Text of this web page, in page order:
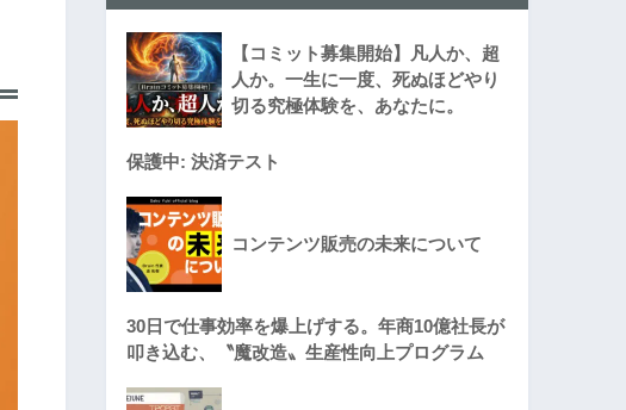
【コミット募集開始】凡人か、超
人か。一生に一度、死ぬほどやり
切る究極体験を、あなたに。
保護中: 決済テスト
コンテンツ販売の未来について
30日で仕事効率を爆上げする。年商10億社長が
叩き込む、〝魔改造〟生産性向上プログラム